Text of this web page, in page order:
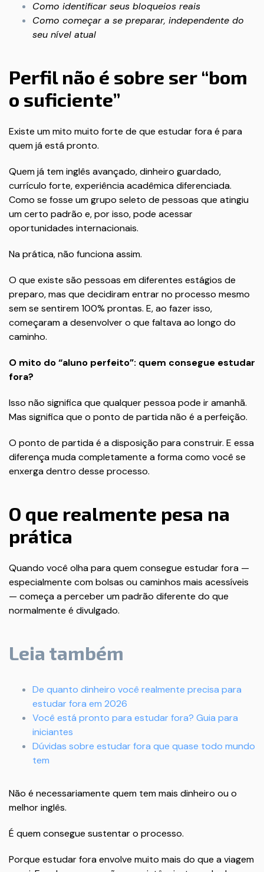
Como identificar seus bloqueios reais
Como começar a se preparar, independente do
seu nível atual
Perfil não é sobre ser “bom
o suficiente”
Existe um mito muito forte de que estudar fora é para
quem já está pronto.
Quem já tem inglês avançado, dinheiro guardado,
currículo forte, experiência acadêmica diferenciada.
Como se fosse um grupo seleto de pessoas que atingiu
um certo padrão e, por isso, pode acessar
oportunidades internacionais.
Na prática, não funciona assim.
O que existe são pessoas em diferentes estágios de
preparo, mas que decidiram entrar no processo mesmo
sem se sentirem 100% prontas. E, ao fazer isso,
começaram a desenvolver o que faltava ao longo do
caminho.
O mito do “aluno perfeito”: quem consegue estudar
fora?
Isso não significa que qualquer pessoa pode ir amanhã.
Mas significa que o ponto de partida não é a perfeição.
O ponto de partida é a disposição para construir. E essa
diferença muda completamente a forma como você se
enxerga dentro desse processo.
O que realmente pesa na
prática
Quando você olha para quem consegue estudar fora —
especialmente com bolsas ou caminhos mais acessíveis
— começa a perceber um padrão diferente do que
normalmente é divulgado.
Leia também
De quanto dinheiro você realmente precisa para
estudar fora em 2026
Você está pronto para estudar fora? Guia para
iniciantes
Dúvidas sobre estudar fora que quase todo mundo
tem
Não é necessariamente quem tem mais dinheiro ou o
melhor inglês.
É quem consegue sustentar o processo.
Porque estudar fora envolve muito mais do que a viagem